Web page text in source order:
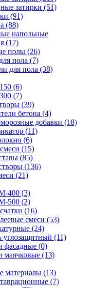
затирки (51)
(91)
(88)
напольные
(17)
полы (26)
пола (7)
для пола (38)
(6)
(7)
(39)
бетона (4)
добавки (18)
(11)
(6)
(15)
(85)
(136)
(21)
400 (3)
500 (2)
(16)
смеси (53)
(24)
углозащитный (11)
фасадные (0)
маячковые (13)
материалы (13)
(7)